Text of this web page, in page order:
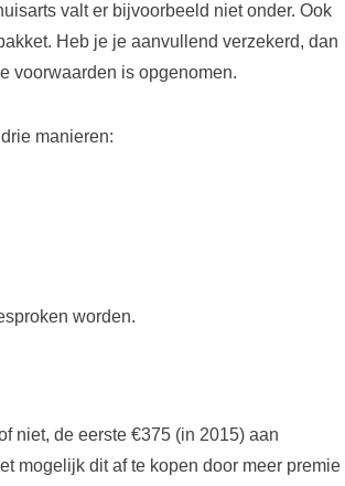
valt er bijvoorbeeld niet onder. Ook
Heb je je aanvullend verzekerd, dan
voorwaarden is opgenomen.
manieren:
worden.
niet, de eerste €375 (in 2015) aan
mogelijk dit af te kopen door meer premie